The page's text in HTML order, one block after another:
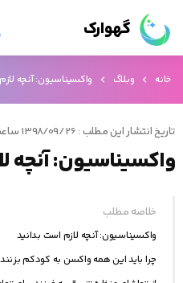
گهوارک
خانه وبلاگ واكسيناسيون: آنچه
تاریخ انتشار این مطلب : 1398/09/26 ساعت 00:00:00
واكسيناسيون: آنچه
خلاصه مطلب
واكسيناسيون: آنچه لازم است بدانيد
چرا بايد اين همه واكسن به كودكم